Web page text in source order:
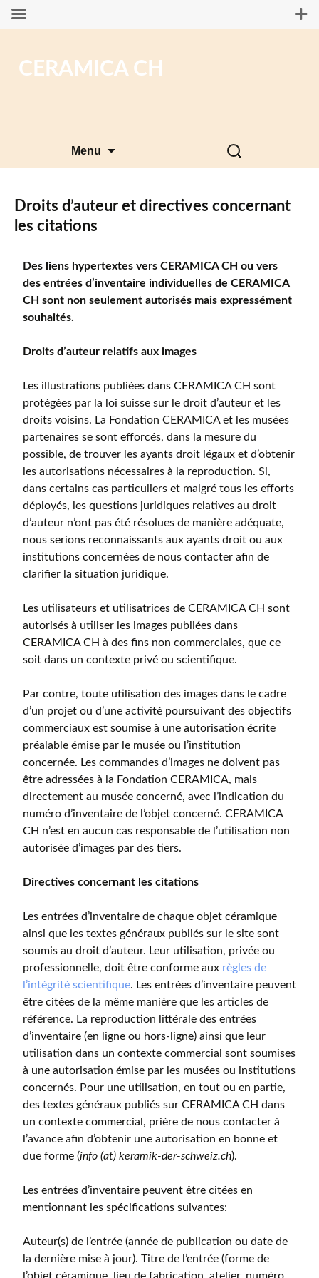
CERAMICA CH
Menu
Rechercher :
Droits d’auteur et directives concernant
les citations
Des liens hypertextes vers CERAMICA CH ou vers
des entrées d’inventaire individuelles de CERAMICA
CH sont non seulement autorisés mais expressément
souhaités.
Droits d’auteur relatifs aux images
Les illustrations publiées dans CERAMICA CH sont
protégées par la loi suisse sur le droit d’auteur et les
droits voisins. La Fondation CERAMICA et les musées
partenaires se sont efforcés, dans la mesure du
possible, de trouver les ayants droit légaux et d’obtenir
les autorisations nécessaires à la reproduction. Si,
dans certains cas particuliers et malgré tous les efforts
déployés, les questions juridiques relatives au droit
d’auteur n’ont pas été résolues de manière adéquate,
nous serions reconnaissants aux ayants droit ou aux
institutions concernées de nous contacter afin de
clarifier la situation juridique.
Les utilisateurs et utilisatrices de CERAMICA CH sont
autorisés à utiliser les images publiées dans
CERAMICA CH à des fins non commerciales, que ce
soit dans un contexte privé ou scientifique.
Par contre, toute utilisation des images dans le cadre
d’un projet ou d’une activité poursuivant des objectifs
commerciaux est soumise à une autorisation écrite
préalable émise par le musée ou l’institution
concernée. Les commandes d’images ne doivent pas
être adressées à la Fondation CERAMICA, mais
directement au musée concerné, avec l’indication du
numéro d’inventaire de l’objet concerné. CERAMICA
CH n’est en aucun cas responsable de l’utilisation non
autorisée d’images par des tiers.
Directives concernant les citations
Les entrées d’inventaire de chaque objet céramique
ainsi que les textes généraux publiés sur le site sont
soumis au droit d’auteur. Leur utilisation, privée ou
professionnelle, doit être conforme aux règles de
l’intégrité scientifique. Les entrées d’inventaire peuvent
être citées de la même manière que les articles de
référence. La reproduction littérale des entrées
d’inventaire (en ligne ou hors-ligne) ainsi que leur
utilisation dans un contexte commercial sont soumises
à une autorisation émise par les musées ou institutions
concernés. Pour une utilisation, en tout ou en partie,
des textes généraux publiés sur CERAMICA CH dans
un contexte commercial, prière de nous contacter à
l’avance afin d’obtenir une autorisation en bonne et
due forme (info (at) keramik-der-schweiz.ch).
Les entrées d’inventaire peuvent être citées en
mentionnant les spécifications suivantes:
Auteur(s) de l’entrée (année de publication ou date de
la dernière mise à jour). Titre de l’entrée (forme de